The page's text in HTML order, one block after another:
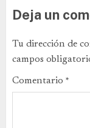
Deja un
Tu dirección de
campos
Comentario *